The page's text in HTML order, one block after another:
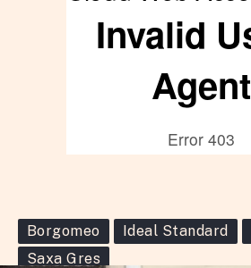
Borgomeo Ideal Standard
Saxa Gres